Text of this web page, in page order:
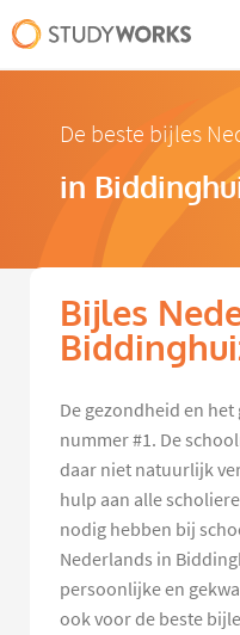
De beste bijles
in
Bijles
De gezondheid en
nummer #1. De
daar niet natuurlijk
hulp aan alle
nodig hebben bij
Nederlands in
persoonlijke en
ook voor de beste